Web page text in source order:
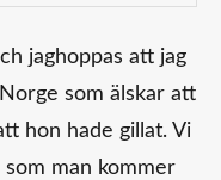
jaghoppas att jag
som älskar att
hon hade gillat. Vi
man kommer